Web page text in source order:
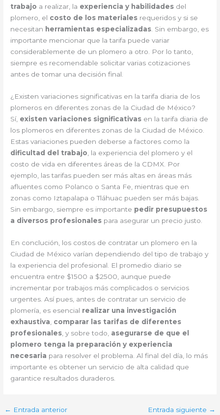
trabajo a realizar, la experiencia y habilidades del
plomero, el costo de los materiales requeridos y si se
necesitan herramientas especializadas. Sin embargo, es
importante mencionar que la tarifa puede variar
considerablemente de un plomero a otro. Por lo tanto,
siempre es recomendable solicitar varias cotizaciones
antes de tomar una decisión final.
¿Existen variaciones significativas en la tarifa diaria de los
plomeros en diferentes zonas de la Ciudad de México?
Sí, existen variaciones significativas en la tarifa diaria de
los plomeros en diferentes zonas de la Ciudad de México.
Estas variaciones pueden deberse a factores como la
dificultad del trabajo , la experiencia del plomero y el
costo de vida en diferentes áreas de la CDMX. Por
ejemplo, las tarifas pueden ser más altas en áreas más
afluentes como Polanco o Santa Fe, mientras que en
zonas como Iztapalapa o Tláhuac pueden ser más bajas.
Sin embargo, siempre es importante pedir presupuestos
a diversos profesionales para asegurar un precio justo.
En conclución, los costos de contratar un plomero en la
Ciudad de México varían dependiendo del tipo de trabajo y
la experiencia del profesional. El promedio diario se
encuentra entre $1500 a $2500, aunque puede
incrementar por trabajos más complicados o servicios
urgentes. Así pues, antes de contratar un servicio de
plomería, es esencial realizar una investigación
exhaustiva comparar las tarifas de diferentes
profesionales , y sobre todo, asegurarse de que el
plomero tenga la preparación y experiencia
necesaria para resolver el problema. Al final del día, lo más
importante es obtener un servicio de alta calidad que
garantice resultados duraderos.
← Entrada anterior Entrada siguiente →